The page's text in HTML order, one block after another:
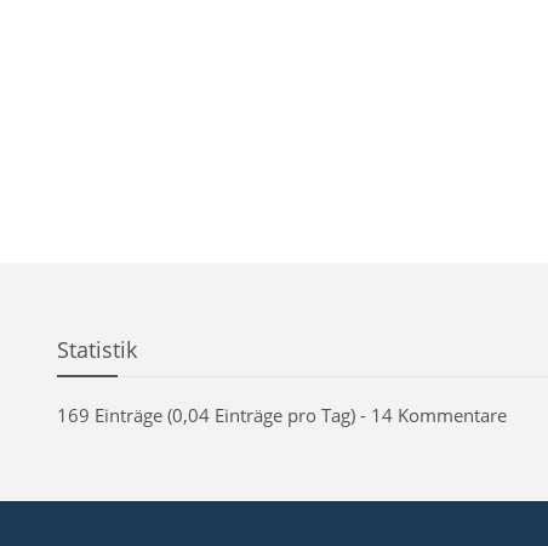
Statistik
169 Einträge (0,04 Einträge pro Tag) - 14 Kommentare